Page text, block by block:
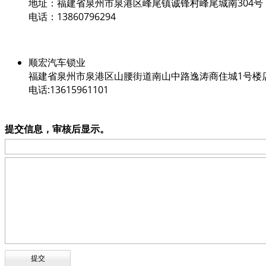
地址：福建省泉州市泉港区峰尾镇诚锋村峰尾城南304号
电话：13860796294
顺宏汽车锁业
福建省泉州市泉港区山腰街道南山中路逸涛商住城1号楼
电话:13615961101
提交信息，审核后显示。